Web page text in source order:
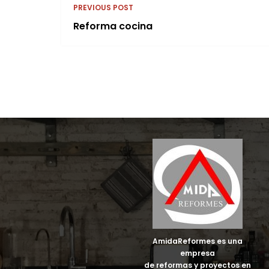
PREVIOUS POST
Reforma cocina
AmidaReformes es una
empresa
de reformas y proyectos en